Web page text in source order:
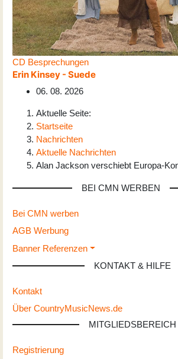
CD Besprechungen
Erin Kinsey - Suede
06. 08. 2026
Aktuelle Seite:
Startseite
Nachrichten
Aktuelle Nachrichten
Alan Jackson verschiebt Europa-
BEI CMN WERBEN
Bei CMN werben
AGB Werbung
Banner Referenzen
KONTAKT & HILFE
Kontakt
Über CountryMusicNews.de
MITGLIEDSBEREICH
Registrierung